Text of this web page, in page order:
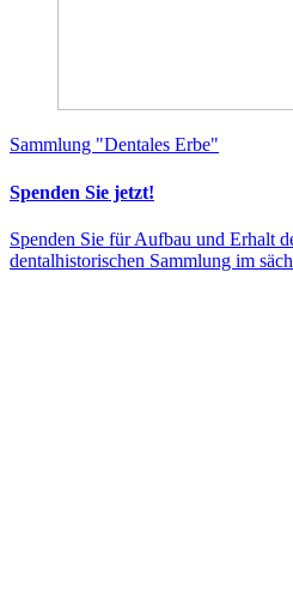
Sammlung "Dentales Erbe"
Spenden Sie jetzt!
Spenden Sie für Aufbau und Erhalt
dentalhistorischen Sammlung im